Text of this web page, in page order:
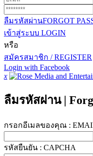
ลืมรหัสผ่านFORGOT
เข้าสู่ระบบ LOGIN
หรือ
สมัครสมาชิก / REGISTER
Login with Facebook
x
ลืมรหัสผ่าน |
กรอกอีเมลของคุณ :
รหัสยืนยัน : CAPCHA